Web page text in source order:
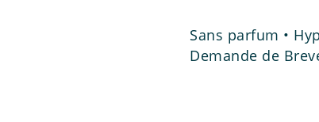
Sans parfum •
Demande de